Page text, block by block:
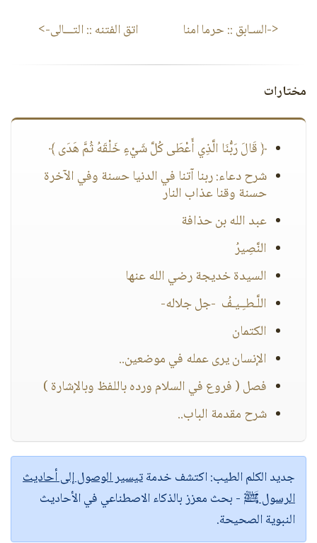
<-السـابق :: حرما امنا اتق الفتنه :: التـــالى->
مختارات
﴿ قَالَ رَبُّنَا الَّذِي أَعْطَى كُلَّ شَيْءٍ خَلْقَهُ ثُمَّ هَدَى ﴾
شرح دعاء: ربنا آتنا في الدنيا حسنة وفي الآخرة
حسنة وقنا عذاب النار
عبد الله بن حذافة
النَّصِيرُ
السيدة خديجة رضي الله عنها
اللَّـطـِـيـفُ -جل جلاله-
الكتمان
الإنسان يرى عمله في موضعين..
فصل ( فروع في السلام ورده باللفظ وبالإشارة )
شرح مقدمة الباب..
جديد الكلم الطيب:اكتشف خدمةتيسير الوصول إلى أحاديث
الرسول ﷺ - بحث معزز بالذكاء الاصطناعي في الأحاديث
النبوية الصحيحة.